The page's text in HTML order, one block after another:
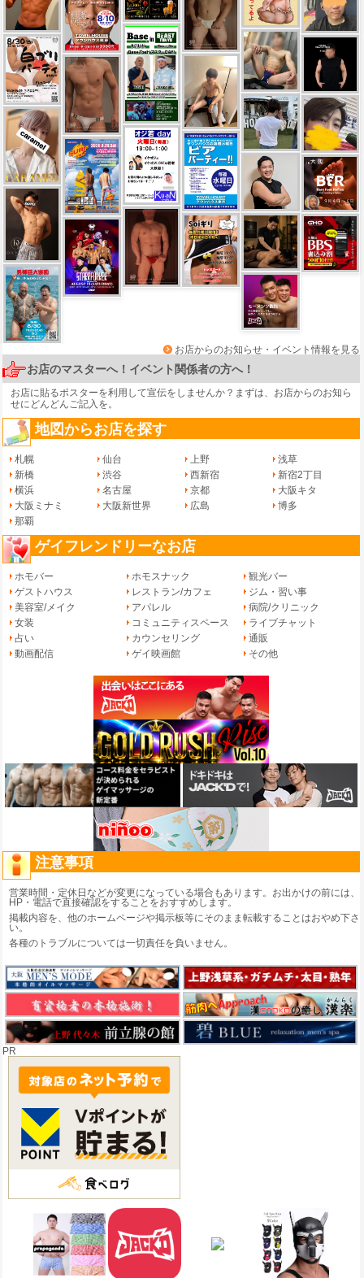
お店からのお知らせ・イベント情報を見る
お店のマスターへ！イベント関係者の方へ！
お店に貼るポスターを利用して宣伝をしませんか？まずは、 お店からのお知ら
せにどんどんご記入を。
地図からお店を探す
札幌 仙台 上野
浅草
新橋
渋谷 西新宿
新宿2丁目
横浜
名古屋 京都
大阪キタ
大阪ミナミ
大阪新世界 広島
博多
那覇
ゲイフレンドリーなお店
ホモバー ホモスナック
観光バー
ゲストハウス
レストラン/カフェ
ジム・習い事
美容室/メイク
アパレル
病院/クリニック
女装
コミュニティスペース
ライブチャット
占い
カウンセリング
通販
動画配信
ゲイ映画館 その他
注意事項
営業時間・定休日などが変更になっている場合もあります。お出かけの前には、
HP・電話で直接確認をすることをおすすめします。
掲載内容を、他のホームページや掲示板等にそのまま転載することはおやめ下さ
い。
各種のトラブルについては一切責任を負いません。
PR